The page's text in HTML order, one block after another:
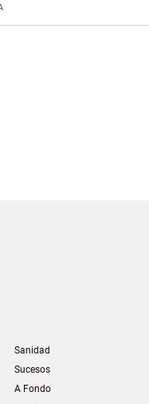
Sanidad
Sucesos
A Fondo